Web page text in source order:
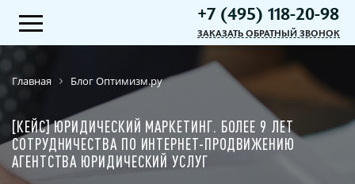
+7 (495) 118-20-98
ЗАКАЗАТЬ ОБРАТНЫЙ ЗВОНОК
Главная Блог Оптимизм.ру
[КЕЙС] ЮРИДИЧЕСКИЙ МАРКЕТИНГ. БОЛЕЕ 9 ЛЕТ
СОТРУДНИЧЕСТВА ПО ИНТЕРНЕТ-ПРОДВИЖЕНИЮ
АГЕНТСТВА ЮРИДИЧЕСКИЙ УСЛУГ